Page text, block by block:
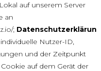
Lokal auf unserem Server
an
;
Nutzer-ID,
und der Zeitpunkt
auf dem Gerät der